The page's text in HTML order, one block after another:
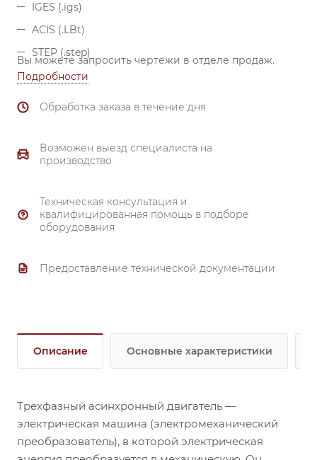
IGES (.igs)
ACIS (.LBt)
STEP (.step)
Вы можете запросить чертежи в отделе продаж.
Подробности
Обработка заказа в течение дня
Возможен выезд специалиста на
производство
Техническая консультация и
квалифицированная помощь в подборе
оборудования
Предоставление технической документации
Описание Основные характеристики
Трехфазный асинхронный двигатель —
электрическая машина (электромеханический
преобразователь), в которой электрическая